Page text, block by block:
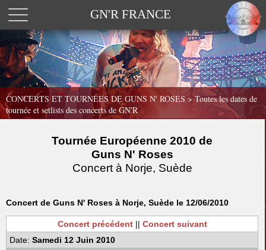
GN'R FRANCE
CONCERTS ET TOURNÉES DE GUNS N' ROSES > Toutes les dates de
tournée et setlists des concerts de GN'R
Tournée Européenne 2010 de
Guns N' Roses
Concert à Norje, Suède
Concert de Guns N' Roses à Norje, Suède le 12/06/2010
Concert précédent|| Concert suivant
Date:Samedi 12 Juin 2010